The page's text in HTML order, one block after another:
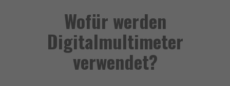
Wofür werden
Digitalmultimeter
verwendet?